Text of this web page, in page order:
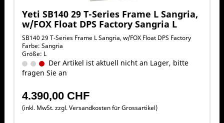
Yeti SB140 29 T-Series Frame L Sangria,
w/FOX Float DPS Factory Sangria L
SB140 29 T-Series Frame L Sangria, w/FOX Float DPS Factory
Farbe: Sangria
Größe: L
Der Artikel ist aktuell nicht an Lager, bitte
fragen Sie an
4.390,00 CHF
(inkl. MwSt. zzgl.Versandkosten für Grossartikel)